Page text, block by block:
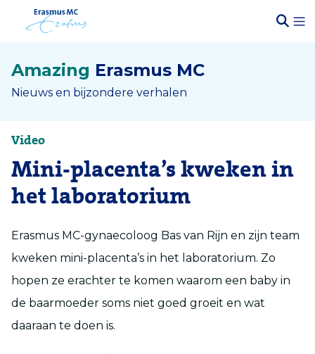
Amazing Erasmus MC
Nieuws en bijzondere verhalen
Video
Mini-placenta’s kweken in
het laboratorium
Erasmus MC-gynaecoloog Bas van Rijn en zijn team
kweken mini-placenta’s in het laboratorium. Zo
hopen ze erachter te komen waarom een baby in
de baarmoeder soms niet goed groeit en wat
daaraan te doen is.